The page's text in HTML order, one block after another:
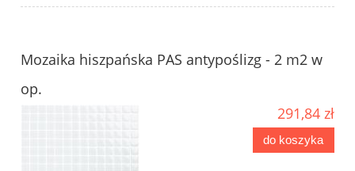
Mozaika hiszpańska PAS antypoślizg - 2 m2 w
op.
291,84 zł
do koszyka